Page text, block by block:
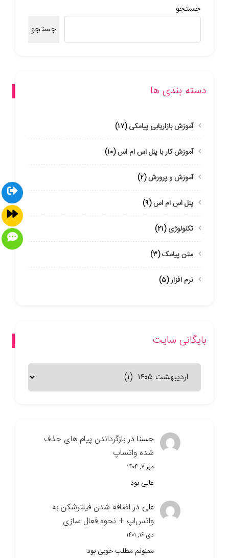
جستجو
جستجو
دسته بندی ها
آموزش بازاریابی پیامکی(۱۷)
آموزش کار با پنل اس ام اس(۱۰)
آموزش و پرورش(۲)
پنل اس ام اس(۹)
تکنولوژی(۲۱)
متن پیامک(۳)
نرم افزار(۵)
بایگانی سایت
سایت
حسنا دربازگرداندن پیام های حذف
شده واتساپ
مهر ۷, ۱۴۰۴
عالی بود
علی دراضافه شدن فیلترشکن به
واتس‌اپ + نحوه فعال سازی
دی ۱۶, ۱۴۰۱
ممنونم مطلب خوبی بود